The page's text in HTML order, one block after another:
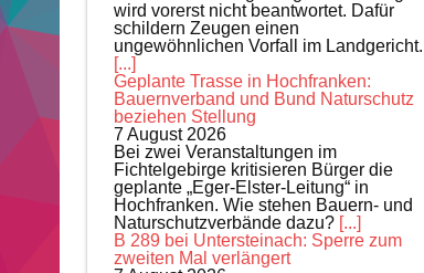
wird vorerst nicht beantwortet. Dafür
schildern Zeugen einen
ungewöhnlichen Vorfall im Landgericht.
[...]
Geplante Trasse in Hochfranken:
Bauernverband und Bund Naturschutz
beziehen Stellung
7 August 2026
Bei zwei Veranstaltungen im
Fichtelgebirge kritisieren Bürger die
geplante „Eger-Elster-Leitung“ in
Hochfranken. Wie stehen Bauern- und
Naturschutzverbände dazu? [...]
B 289 bei Untersteinach: Sperre zum
zweiten Mal verlängert